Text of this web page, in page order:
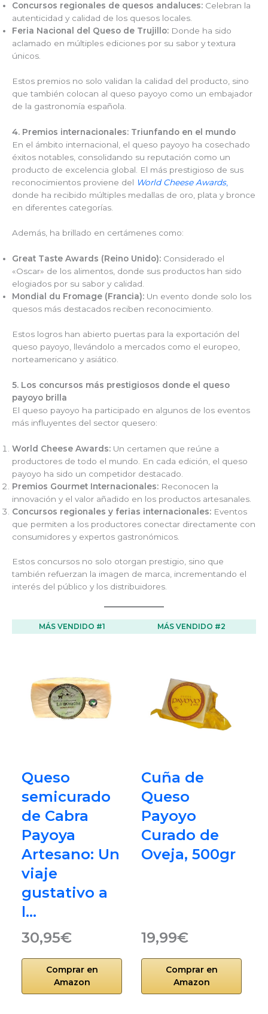
Concursos regionales de quesos andaluces: Celebran la
autenticidad y calidad de los quesos locales.
Feria Nacional del Queso de Trujillo: Donde ha sido
aclamado en múltiples ediciones por su sabor y textura
únicos.
Estos premios no solo validan la calidad del producto, sino
que también colocan al queso payoyo como un embajador
de la gastronomía española.
4. Premios internacionales: Triunfando en el mundo
En el ámbito internacional, el queso payoyo ha cosechado
éxitos notables, consolidando su reputación como un
producto de excelencia global. El más prestigioso de sus
reconocimientos proviene del World Cheese Awards,
donde ha recibido múltiples medallas de oro, plata y bronce
en diferentes categorías.
Además, ha brillado en certámenes como:
Great Taste Awards (Reino Unido): Considerado el
«Oscar» de los alimentos, donde sus productos han sido
elogiados por su sabor y calidad.
Mondial du Fromage (Francia): Un evento donde solo los
quesos más destacados reciben reconocimiento.
Estos logros han abierto puertas para la exportación del
queso payoyo, llevándolo a mercados como el europeo,
norteamericano y asiático.
5. Los concursos más prestigiosos donde el queso
payoyo brilla
El queso payoyo ha participado en algunos de los eventos
más influyentes del sector quesero:
World Cheese Awards: Un certamen que reúne a
productores de todo el mundo. En cada edición, el queso
payoyo ha sido un competidor destacado.
Premios Gourmet Internacionales: Reconocen la
innovación y el valor añadido en los productos artesanales.
Concursos regionales y ferias internacionales: Eventos
que permiten a los productores conectar directamente con
consumidores y expertos gastronómicos.
Estos concursos no solo otorgan prestigio, sino que
también refuerzan la imagen de marca, incrementando el
interés del público y los distribuidores.
MÁS VENDIDO #1
Queso
semicurado
de Cabra
Payoya
Artesano: Un
viaje
gustativo a
l…
30,95€
Comprar en
Amazon
MÁS VENDIDO #2
Cuña de
Queso
Payoyo
Curado de
Oveja, 500gr
19,99€
Comprar en
Amazon